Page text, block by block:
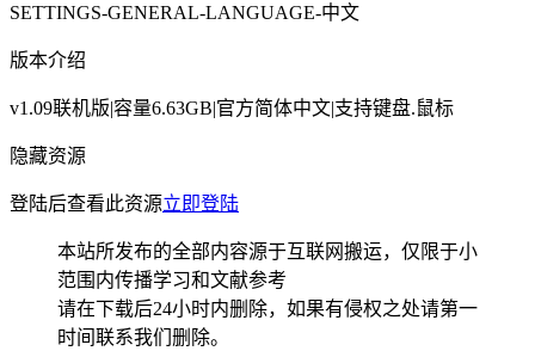
SETTINGS-GENERAL-LANGUAGE-中文
版本介绍
v1.09联机版|容量6.63GB|官方简体中文|支持键盘.鼠标
隐藏资源
登陆后查看此资源立即登陆
本站所发布的全部内容源于互联网搬运，仅限于小
范围内传播学习和文献参考
请在下载后24小时内删除，如果有侵权之处请第一
时间联系我们删除。